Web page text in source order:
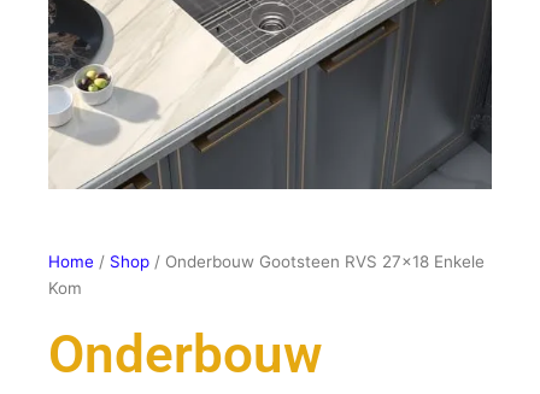
Home / Shop / Onderbouw Gootsteen RVS 27×18 Enkele
Kom
Onderbouw